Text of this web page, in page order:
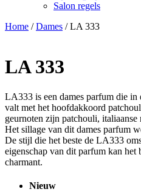
Salon regels
Home /Dames / LA 333
LA 333
LA333 is een dames parfum die
valt met het hoofdakkoord
geurnoten zijn patchouli,
Het sillage van dit dames parfum
De stijl die het beste de LA333
eigenschap van dit parfum kan het
charmant.
Nieuw